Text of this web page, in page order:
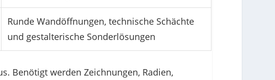
Runde Wandöffnungen, technische Schächte
und gestalterische Sonderlösungen
Benötigt werden Zeichnungen, Radien,